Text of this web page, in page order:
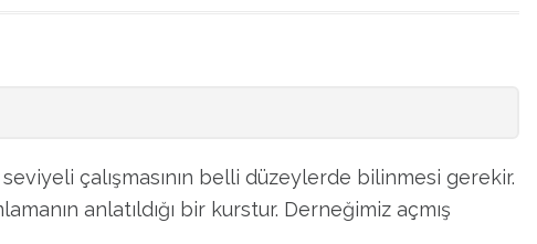
çalışmasının belli düzeylerde bilinmesi gerekir.
anlatıldığı bir kurstur. Derneğimiz açmış